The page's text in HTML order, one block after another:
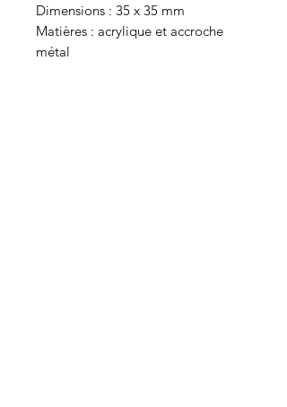
Dimensions : 35 x 35 mm
Matières : acrylique et accroche
métal